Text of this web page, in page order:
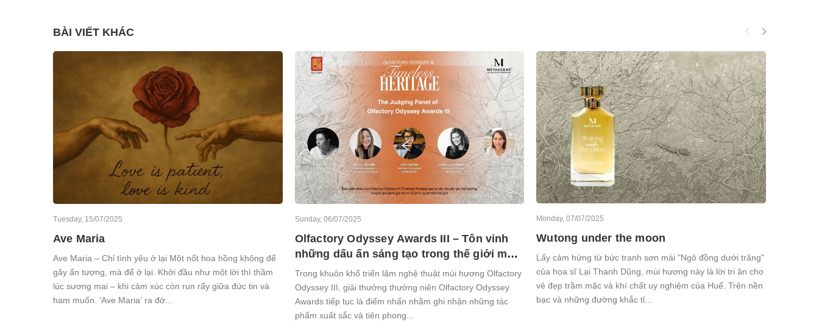
BÀI VIẾT KHÁC
Tuesday, 15/07/2025
Ave Maria
Ave Maria – Chỉ tình yêu ở lại Một nốt hoa hồng không để
gây ấn tượng, mà để ở lại. Khởi đầu như một lời thì thầm
lúc sương mai – khi cảm xúc còn run rẩy giữa đức tin và
ham muốn. ‘Ave Maria’ ra đờ...
Sunday, 06/07/2025
Olfactory Odyssey Awards III – Tôn vinh
những dấu ấn sáng tạo trong thế giới mùi
hương
Trong khuôn khổ triển lãm nghệ thuật mùi hương Olfactory
Odyssey III, giải thưởng thường niên Olfactory Odyssey
Awards tiếp tục là điểm nhấn nhằm ghi nhận những tác
phẩm xuất sắc và tiên phong...
Monday, 07/07/2025
Wutong under the moon
Lấy cảm hứng từ bức tranh sơn mài "Ngô đồng dưới trăng"
của họa sĩ Lại Thanh Dũng, mùi hương này là lời tri ân cho
vẻ đẹp trầm mặc và khí chất uy nghiệm của Huế. Trên nền
bạc và những đường khắc tỉ...